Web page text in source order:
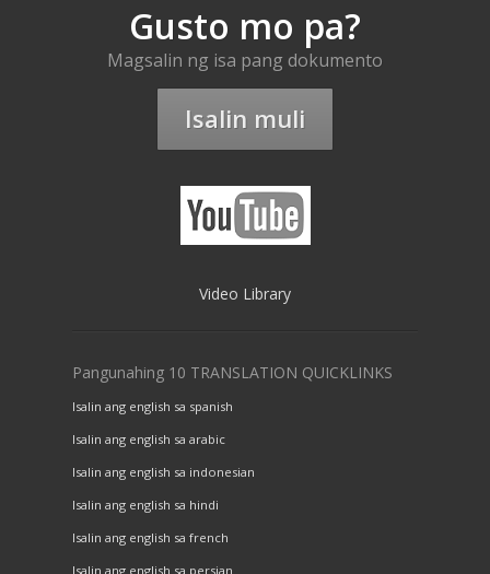
Gusto mo pa?
Magsalin ng isa pang dokumento
Isalin muli
Video Library
Pangunahing 10 TRANSLATION QUICKLINKS
Isalin ang english sa spanish
Isalin ang english sa arabic
Isalin ang english sa indonesian
Isalin ang english sa hindi
Isalin ang english sa french
Isalin ang english sa persian